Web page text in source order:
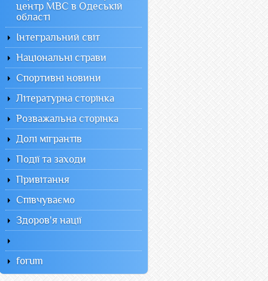
центр МВС в Одеській
області
Інтегральний світ
Національні страви
Спортивні новини
Літературна сторінка
Розважальна сторінка
Долі мігрантів
Події та заходи
Привітання
Співчуваємо
Здоров'я нації
forum